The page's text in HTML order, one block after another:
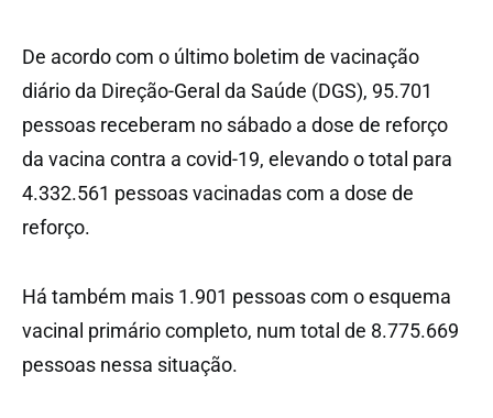
De acordo com o último boletim de vacinação
diário da Direção-Geral da Saúde (DGS), 95.701
pessoas receberam no sábado a dose de reforço
da vacina contra a covid-19, elevando o total para
4.332.561 pessoas vacinadas com a dose de
reforço.
Há também mais 1.901 pessoas com o esquema
vacinal primário completo, num total de 8.775.669
pessoas nessa situação.